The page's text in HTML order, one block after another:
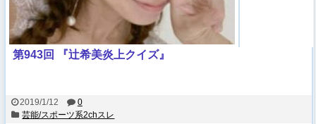
第943回 『辻希美炎上クイズ』
2019/1/12
0
芸能/スポーツ系2chスレ